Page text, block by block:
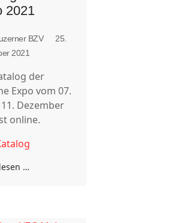
2021
BZV
25.
2021
der
Expo vom 07.
Dezember
online.
…